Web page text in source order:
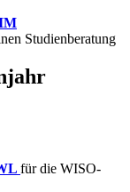
Studienberatung
für die WISO-